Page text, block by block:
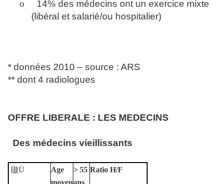
o
14% des médecins ont un exercice mixte
(libéral et salarié/ou hospitalier)
* données 2010 – source : ARS
** dont 4 radiologues
OFFRE LIBERALE : LES MEDECINS
Des médecins vieillissants
䦋Ü
Age
moyen
> 55
ans
Ratio H/F